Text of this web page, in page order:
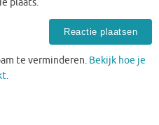
te verminderen. Bekijk hoe je
.